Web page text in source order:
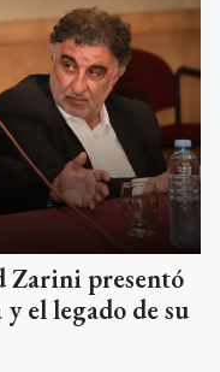
Zarini presentó
el legado de su